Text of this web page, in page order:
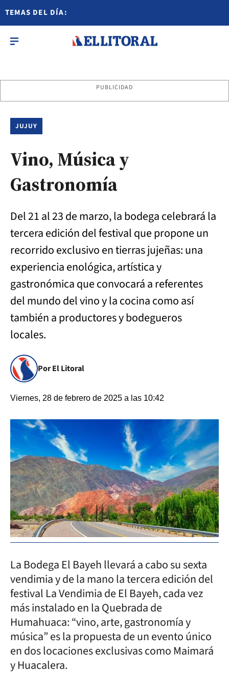
TEMAS DEL DÍA:
PUBLICIDAD
JUJUY
Vino, Música y
Gastronomía
Del 21 al 23 de marzo, la bodega celebrará la
tercera edición del festival que propone un
recorrido exclusivo en tierras jujeñas: una
experiencia enológica, artística y
gastronómica que convocará a referentes
del mundo del vino y la cocina como así
también a productores y bodegueros
locales.
Por El Litoral
Viernes, 28 de febrero de 2025 a las 10:42
La Bodega El Bayeh llevará a cabo su sexta
vendimia y de la mano la tercera edición del
festival La Vendimia de El Bayeh, cada vez
más instalado en la Quebrada de
Humahuaca: “vino, arte, gastronomía y
música” es la propuesta de un evento único
en dos locaciones exclusivas como Maimará
y Huacalera.